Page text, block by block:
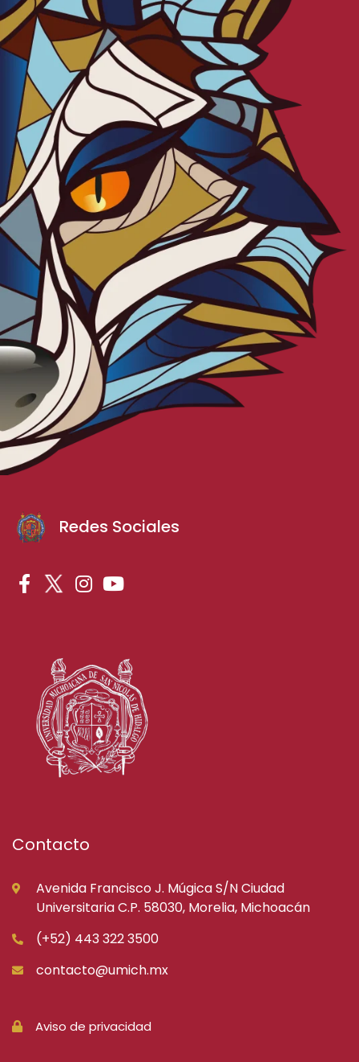
Redes Sociales
Contacto
Avenida Francisco J. Múgica S/N Ciudad
Universitaria C.P. 58030, Morelia, Michoacán
(+52) 443 322 3500
contacto@umich.mx
Aviso de privacidad